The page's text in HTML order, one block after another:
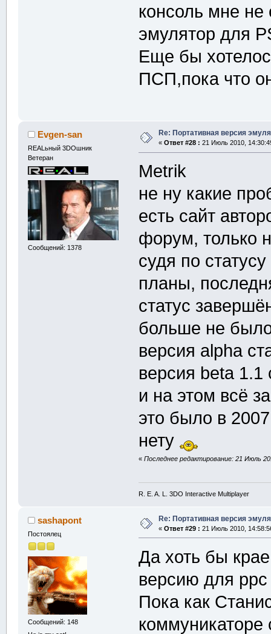
консоль мне
эмулятор для
Еще бы
ПСП,пока что
Evgen-san
REALьный 3DOшник
Ветеран
Сообщений: 1378
Re: Портативная версия
« Ответ #28 : 21 Июль 2010,
Metrik
не ну какие
есть сайт
форум, только
судя по
планы,
статус
больше не
версия alpha
версия beta 1.1
и на этом всё
это было в
нету
«Последнее редактирование: 21 Июль
R. E. A. L. 3DO Interactive Multiplayer
sashapont
Постоялец
Сообщений: 148
Re: Портативная версия
« Ответ #29 : 21 Июль 2010,
Да хоть бы
версию для
Пока как
коммуникаторе